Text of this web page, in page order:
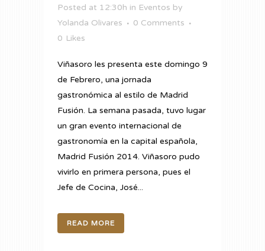
Posted at 12:30h in Eventos by
Yolanda Olivares
0 Comments
0 Likes
Viñasoro les presenta este domingo 9
de Febrero, una jornada
gastronómica al estilo de Madrid
Fusión. La semana pasada, tuvo lugar
un gran evento internacional de
gastronomía en la capital española,
Madrid Fusión 2014. Viñasoro pudo
vivirlo en primera persona, pues el
Jefe de Cocina, José...
READ MORE